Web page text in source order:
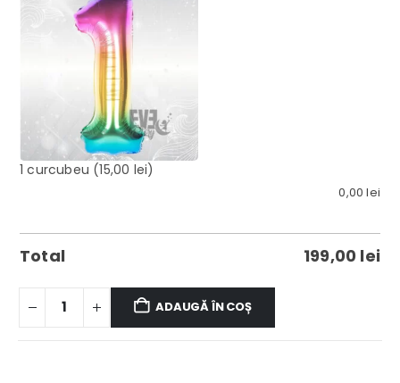
1 curcubeu (15,00 lei)
0,00lei
Total 199,00 lei
ADAUGĂ ÎN COȘ